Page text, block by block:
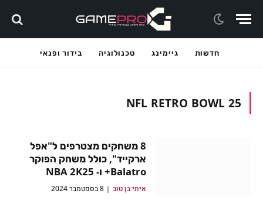
חדשות גיימינג טכנולוגיה בידור ופנאי
NFL RETRO BOWL 25
8 משחקים מצטרפים ל"אפל
ארקייד", כולל משחק הפוקר
Balatro+ ו- NBA 2K25
איתי בן טוב 8 בספטמבר 2024